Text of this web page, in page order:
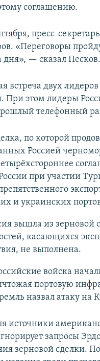
соглашению.
пресс-
«Переговоры
дня», — сказал Песков.
встреча двух
При этом лидеры
телефонный
по которой
Россией
при участии
и украинских
вышла из зерновой
касающихся
не выполнена.
войска
портовую
назвал атаку
источники
запросы
зерновой сделки.